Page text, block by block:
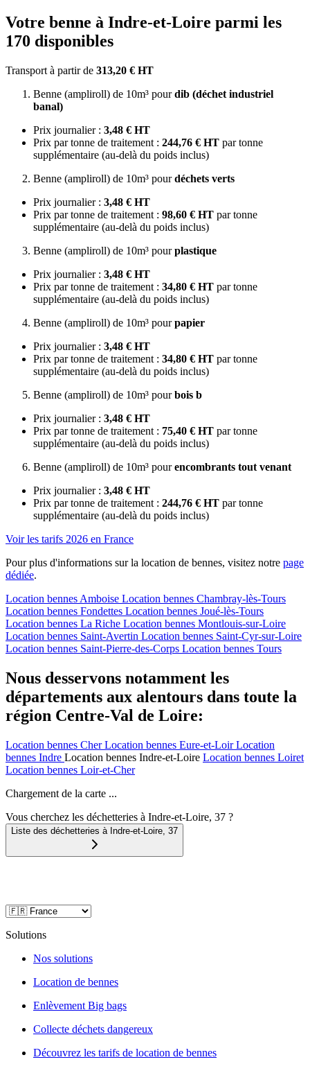
Votre benne à Indre-et-Loire parmi les
170 disponibles
Transport à partir de 313,20 € HT
Benne (ampliroll) de 10m³ pourdib (déchet industriel
banal)
Prix journalier : 3,48 € HT
Prix par tonne de traitement : 244,76 € HT par tonne
supplémentaire (au-delà du poids inclus)
Benne (ampliroll) de 10m³ pourdéchets verts
Prix journalier : 3,48 € HT
Prix par tonne de traitement : 98,60 € HT par tonne
supplémentaire (au-delà du poids inclus)
Benne (ampliroll) de 10m³ pourplastique
Prix journalier : 3,48 € HT
Prix par tonne de traitement : 34,80 € HT par tonne
supplémentaire (au-delà du poids inclus)
Benne (ampliroll) de 10m³ pourpapier
Prix journalier : 3,48 € HT
Prix par tonne de traitement : 34,80 € HT par tonne
supplémentaire (au-delà du poids inclus)
Benne (ampliroll) de 10m³ pourbois b
Prix journalier : 3,48 € HT
Prix par tonne de traitement : 75,40 € HT par tonne
supplémentaire (au-delà du poids inclus)
Benne (ampliroll) de 10m³ pourencombrants tout venant
Prix journalier : 3,48 € HT
Prix par tonne de traitement : 244,76 € HT par tonne
supplémentaire (au-delà du poids inclus)
Voir les tarifs 2026 en France
Pour plus d'informations sur la location de bennes, visitez notre page
dédiée.
Location bennes Amboise Location bennes Chambray-lès-Tours
Location bennes Fondettes Location bennes Joué-lès-Tours
Location bennes La Riche Location bennes Montlouis-sur-Loire
Location bennes Saint-Avertin Location bennes Saint-Cyr-sur-Loire
Location bennes Saint-Pierre-des-Corps Location bennes Tours
Nous desservons notamment les
départements aux alentours dans toute la
région Centre-Val de Loire:
Location bennes Cher Location bennes Eure-et-Loir Location
bennes Indre Location bennes Indre-et-Loire Location bennes Loiret
Location bennes Loir-et-Cher
Chargement de la carte ...
Vous cherchez les déchetteries à Indre-et-Loire, 37 ?
Liste des déchetteries à Indre-et-Loire, 37
Solutions
Nos solutions
Location de bennes
Enlèvement Big bags
Collecte déchets dangereux
Découvrez les tarifs de location de bennes